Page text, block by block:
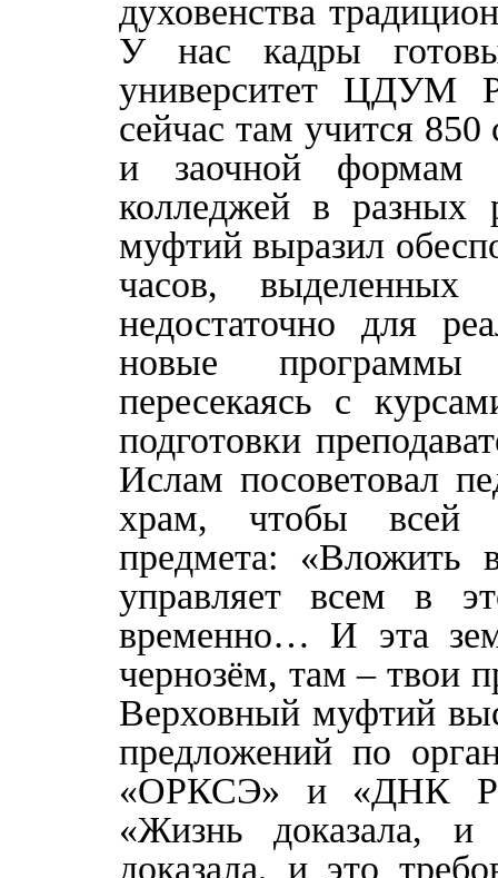
духовенства
У нас кадры
университет ЦДУМ
сейчас там учится
и заочной формам
колледжей в разных
муфтий выразил
часов,
недостаточно для
новые программы
пересекаясь с
подготовки
Ислам посоветовал
храм, чтобы всей
предмета: «Вложить
управляет всем в
временно… И эта
чернозём, там – твои
Верховный муфтий
предложений по
«ОРКСЭ» и «ДНК
«Жизнь доказала, и
доказала, и это